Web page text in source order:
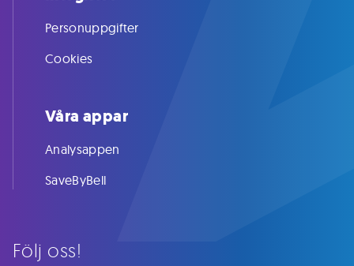
Följ oss!
Personuppgifter
Cookies
Våra appar
Analysappen
SaveByBell